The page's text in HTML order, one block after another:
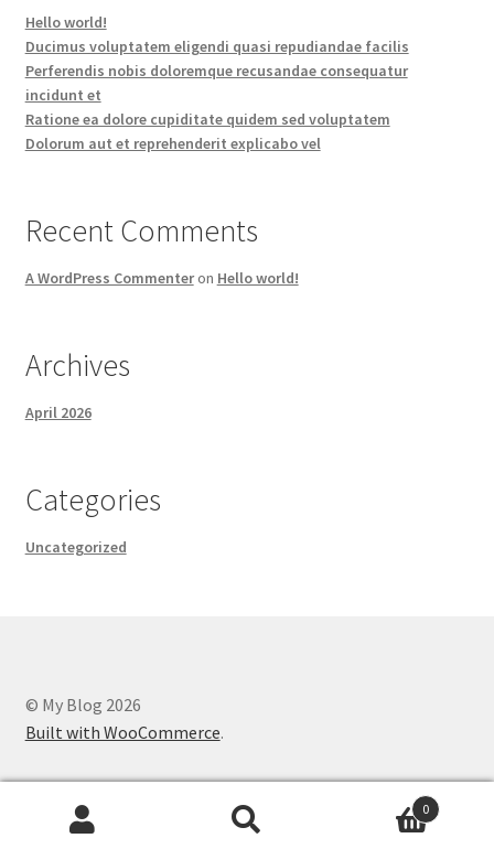
Hello world!
Ducimus voluptatem eligendi quasi repudiandae facilis
Perferendis nobis doloremque recusandae consequatur
incidunt et
Ratione ea dolore cupiditate quidem sed voluptatem
Dolorum aut et reprehenderit explicabo vel
Recent Comments
A WordPress Commenteron Hello world!
Archives
April 2026
Categories
Uncategorized
© My Blog 2026
Built with WooCommerce.
0